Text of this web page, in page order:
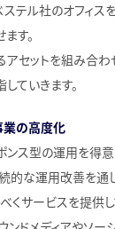
ステル社のオフィ
す。
セットを組み合わ
ていきます。
業の高度化
ンス型の運用を得
的な運用改善を通
くサービスを提供し